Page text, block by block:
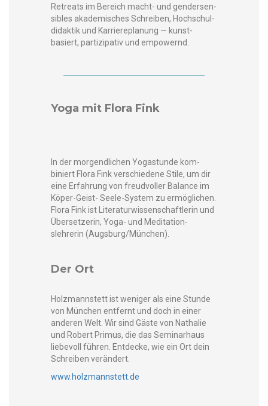
Retreats im Bere­ich macht- und gen­der­sen­
si­bles akademis­ches Schreiben, Hochschul­
didak­tik und Kar­ri­ere­pla­nung — kun­st­
basiert, par­tizipa­tiv und empowernd.
Yoga mit Flora Fink
In der mor­gendlichen Yogas­tunde kom­
biniert Flo­ra Fink ver­schiedene Stile, um dir
eine Erfahrung von freud­voller Bal­ance im
Köper-Geist- Seele-Sys­tem zu ermöglichen.
Flo­ra Fink ist Lit­er­atur­wis­senschaft­lerin und
Über­set­zerin, Yoga- und Med­i­ta­tion­
slehrerin (Augsburg/München).
Der Ort
Holz­mannstett ist weniger als eine Stunde
von München ent­fer­nt und doch in ein­er
anderen Welt. Wir sind Gäste von Nathalie
und Robert Primus, die das Sem­i­narhaus
liebevoll führen. Ent­decke, wie ein Ort dein
Schreiben verändert.
www.holzmannstett.de